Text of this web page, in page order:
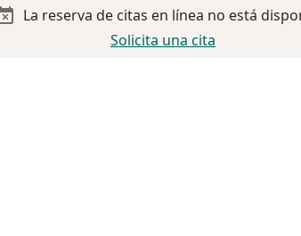
La reserva de citas en línea no está
Solicita una cita